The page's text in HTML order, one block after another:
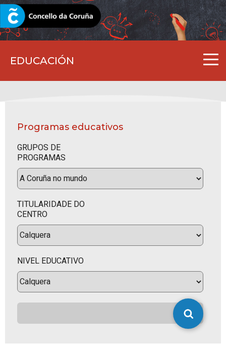
EDUCACIÓN
CORUNA.GAL
Programas educativos
GRUPOS DE
PROGRAMAS
TITULARIDADE DO
CENTRO
NIVEL EDUCATIVO